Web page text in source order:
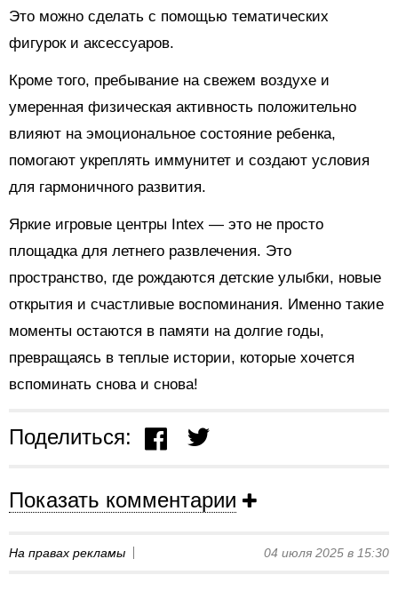
Это можно сделать с помощью тематических
фигурок и аксессуаров.
Кроме того, пребывание на свежем воздухе и
умеренная физическая активность положительно
влияют на эмоциональное состояние ребенка,
помогают укреплять иммунитет и создают условия
для гармоничного развития.
Яркие игровые центры Intex — это не просто
площадка для летнего развлечения. Это
пространство, где рождаются детские улыбки, новые
открытия и счастливые воспоминания. Именно такие
моменты остаются в памяти на долгие годы,
превращаясь в теплые истории, которые хочется
вспоминать снова и снова!
Поделиться:
Показать комментарии
На правах рекламы 04 июля 2025 в 15:30